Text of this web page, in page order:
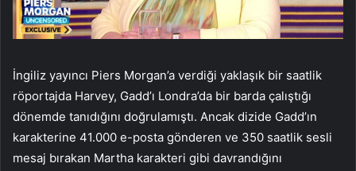
İngiliz yayıncı Piers Morgan’a verdiği yaklaşık bir saatlik
röportajda Harvey, Gadd’ı Londra’da bir barda çalıştığı
dönemde tanıdığını doğrulamıştı. Ancak dizide Gadd’ın
karakterine 41.000 e-posta gönderen ve 350 saatlik sesli
mesaj bırakan Martha karakteri gibi davrandığını